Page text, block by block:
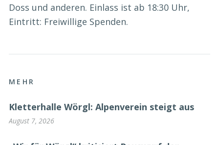
Doss und anderen. Einlass ist ab 18:30 Uhr,
Eintritt: Freiwillige Spenden.
MEHR
Kletterhalle Wörgl: Alpenverein steigt aus
August 7, 2026